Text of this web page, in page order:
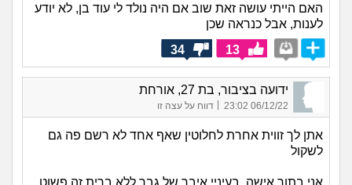
האם הייתי עושה זאת שוב אם היה נולד לי עוד בן, לא יודע
לענות, אבל כנראה שכן
13
34
ידועה בציבור, בת 27, אורחת
06/12/22 23:02 דווח על עצה זו
אתן לך זווית אחרת לחלוטין שאף אחד לא רשם פה גם
לשקול
אני בתור אישה, בעיניי איבר של גבר ללא ברית זה פשוט